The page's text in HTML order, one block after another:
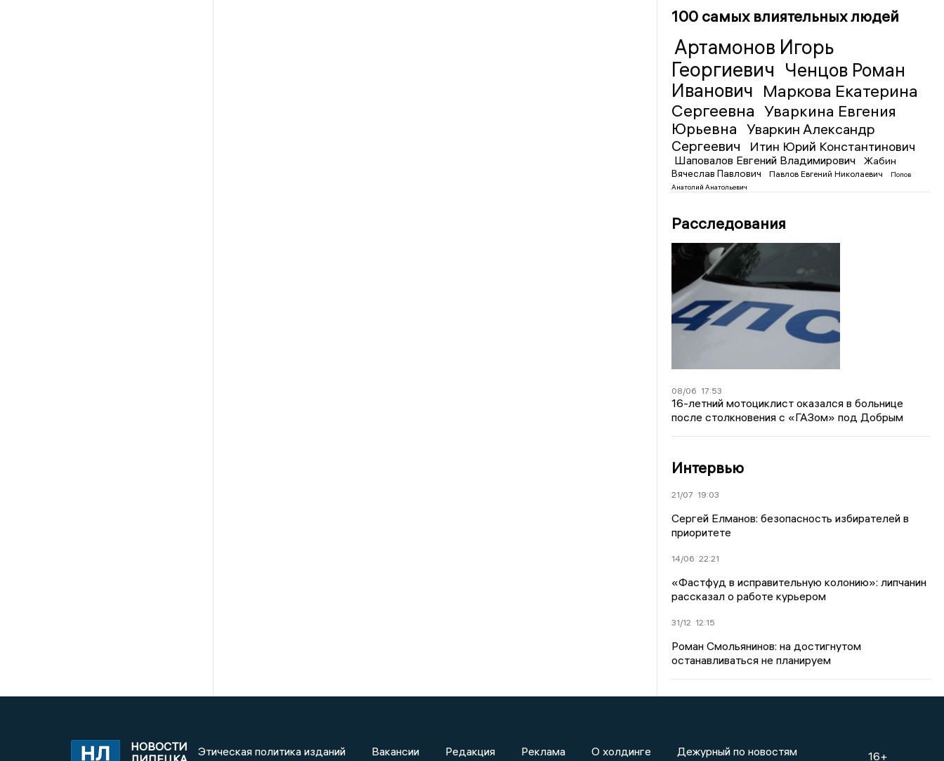
100 самых влиятельных людей
Артамонов Игорь
Георгиевич Ченцов Роман
Иванович Маркова Екатерина
Сергеевна Уваркина Евгения
Юрьевна
Уваркин Александр
Сергеевич
Итин Юрий Константинович
Шаповалов Евгений Владимирович
Жабин
Вячеслав Павлович
Павлов Евгений Николаевич
Попов
Анатолий Анатольевич
Расследования
08/06 17:53
16-летний мотоциклист оказался в больнице
после столкновения с «ГАЗом» под Добрым
Интервью
21/07 19:03
Сергей Елманов: безопасность избирателей в
приоритете
14/06 22:21
«Фастфуд в исправительную колонию»: липчанин
рассказал о работе курьером
31/12 12:15
Роман Смольянинов: на достигнутом
останавливаться не планируем
НОВОСТИ
Этическая политика изданий Вакансии Редакция Реклама О холдинге Дежурный по новостям 16+